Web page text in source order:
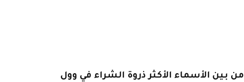
الأبجدية، Chipotle من بين الأسماء الأكثر ذروة الشراء في وول